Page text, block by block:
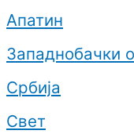
Апатин
Западнобачки
Србија
Свет